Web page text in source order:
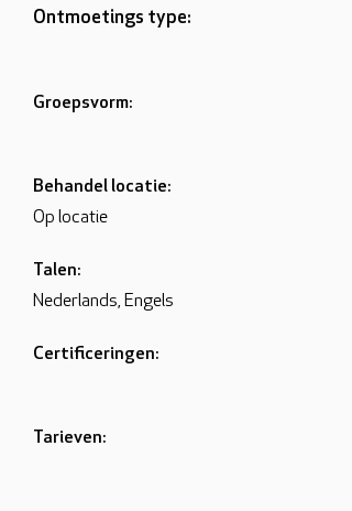
Ontmoetings type:
Groepsvorm:
Behandel locatie:
Op locatie
Talen:
Nederlands, Engels
Certificeringen:
Tarieven: